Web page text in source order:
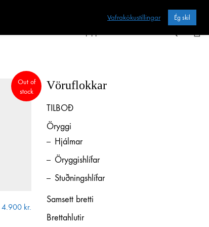
Out of
stock
4.900 kr.
Vöruflokkar
TILBOÐ
Öryggi
Hjálmar
Öryggishlífar
Stuðningshlífar
Samsett bretti
Brettahlutir
Vafrakökustillingar Ég skil